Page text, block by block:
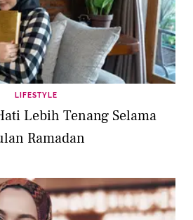
LIFESTYLE
Lebih Tenang Selama
Ramadan